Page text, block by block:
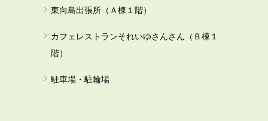
東向島出張所（Ａ棟１階）
カフェレストランそれいゆさんさん（Ｂ棟１
階）
駐車場・駐輪場